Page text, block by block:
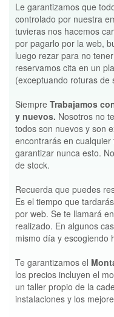
Le garantizamos que
controlado por nuestra
tuvieras nos hacemos
por pagarlo por la web,
luego rezar para no
reservamos cita en un
(exceptuando roturas de
Siempre Trabajamos
y nuevos. Nosotros no
todos son nuevos y son
encontrarás en
garantizar nunca esto.
de stock.
Recuerda que puedes
Es el tiempo que
por web. Se te llamará
realizado. En algunos
mismo día y escogiendo
Te garantizamos el
los precios incluyen el
un taller propio de la
instalaciones y los